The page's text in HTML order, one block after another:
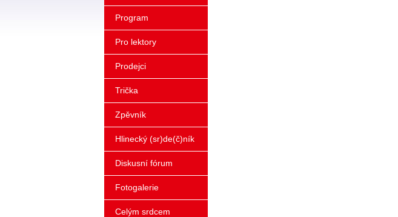
Program
Pro lektory
Prodejci
Trička
Zpěvník
Hlinecký (sr)de(č)ník
Diskusní fórum
Fotogalerie
Celým srdcem